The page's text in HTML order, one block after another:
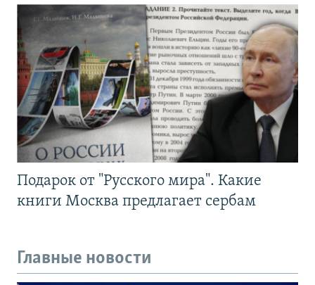
Подарок от "Русского мира". Какие
книги Москва предлагает сербам
Главные новости